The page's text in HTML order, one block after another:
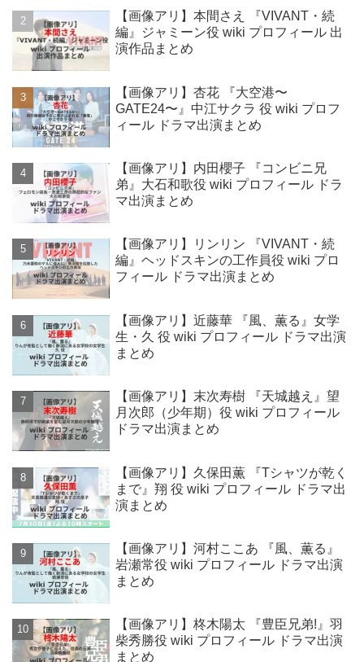
【画像アリ】本間さえ 『VIVANT・続
編』ジャミーン役 wiki プロフィール 出
演作品まとめ
【画像アリ】杏花 『大空港〜
GATE24〜』中江サクラ 役 wiki プロフ
ィール ドラマ出演まとめ
【画像アリ】内田櫻子 『コンビニ兄
弟』大石和歌役 wiki プロフィール ドラ
マ出演まとめ
【画像アリ】リンリン 『VIVANT・続
編』ヘッドスキンの工作員役 wiki プロ
フィール ドラマ出演まとめ
【画像アリ】近藤華 『風、薫る』女学
生・久 役 wiki プロフィール ドラマ出演
まとめ
【画像アリ】末次寿樹 『天城越え』望
月次郎（少年期）役 wiki プロフィール
ドラマ出演まとめ
【画像アリ】久保田薫 『Tシャツが乾く
まで』翔 役 wiki プロフィール ドラマ出
演まとめ
【画像アリ】河村ここあ 『風、薫る』
岩瀬常役 wiki プロフィール ドラマ出演
まとめ
【画像アリ】柊木陽太 『豊臣兄弟!』羽
柴秀勝役 wiki プロフィール ドラマ出演
まとめ